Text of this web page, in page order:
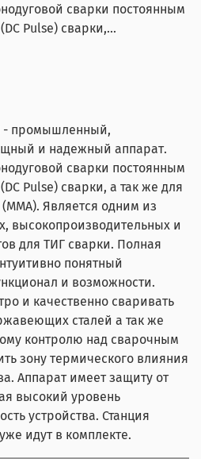
сварки постоянным
Pulse) сварки,...
- промышленный,
и надежный аппарат.
сварки постоянным
Pulse) сварки, а так же для
Является одним из
высокопроизводительных и
для ТИГ сварки. Полная
понятный
и возможности.
и качественно сваривать
сталей а так же
контролю над сварочным
зону термического влияния
Аппарат имеет защиту от
высокий уровень
устройства. Станция
идут в комплекте.